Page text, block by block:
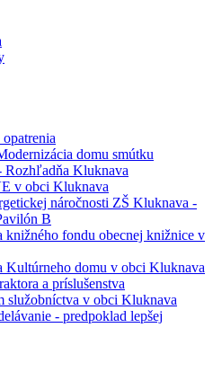
domu smútku
Rozhľadňa Kluknava
v obci Kluknava
náročnosti ZŠ Kluknava -
B
knižného fondu obecnej knižnice v
Kultúrneho domu v obci Kluknava
a príslušenstva
služobníctva v obci Kluknava
- predpoklad lepšej